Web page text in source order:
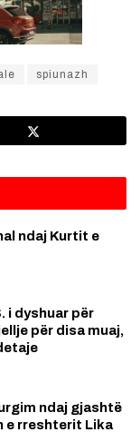
spiunazh
ndaj Kurtit e
i dyshuar për
për disa muaj,
ndaj gjashtë
e rreshterit Lika